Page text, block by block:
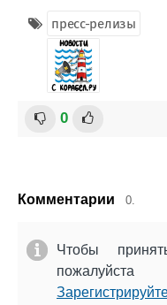
пресс-релизы
0
Комментарии 0.
Чтобы